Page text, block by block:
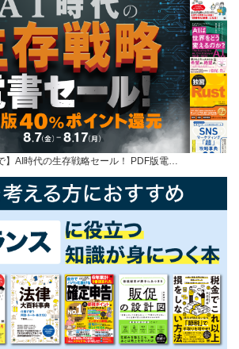
】AI時代の生存戦略セール！ PDF版電…